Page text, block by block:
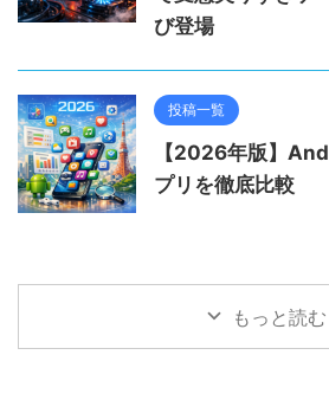
び登場
投稿一覧
【2026年版】
プリを徹底比較
もっと読む